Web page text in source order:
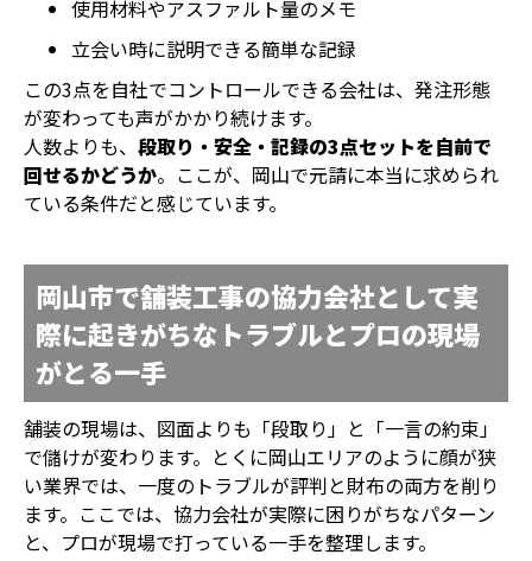
使用材料やアスファルト量のメモ
立会い時に説明できる簡単な記録
この3点を自社でコントロールできる会社は、発注形態
が変わっても声がかかり続けます。
人数よりも、 段取り・安全・記録の3点セットを自前で
回せるかどうか。ここが、岡山で元請に本当に求められ
ている条件だと感じています。
岡山市で舗装工事の協力会社として実
際に起きがちなトラブルとプロの現場
がとる一手
舗装の現場は、図面よりも「段取り」と「一言の約束」
で儲けが変わります。とくに岡山エリアのように顔が狭
い業界では、一度のトラブルが評判と財布の両方を削り
ます。ここでは、協力会社が実際に困りがちなパターン
と、プロが現場で打っている一手を整理します。